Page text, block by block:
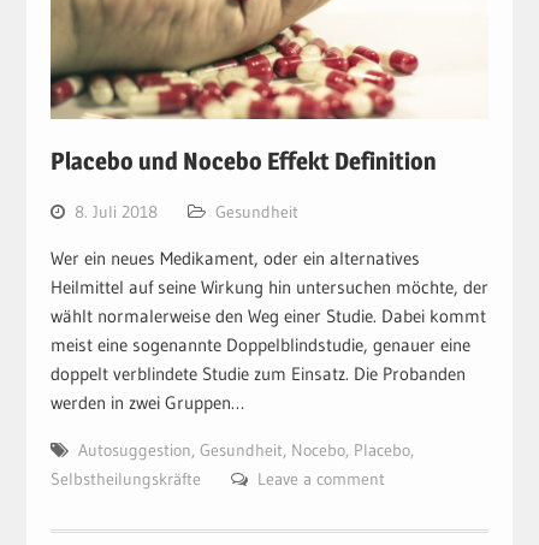
Placebo und Nocebo Effekt Definition
8. Juli 2018 Gesundheit
Wer ein neues Medikament, oder ein alternatives
Heilmittel auf seine Wirkung hin untersuchen möchte, der
wählt normalerweise den Weg einer Studie. Dabei kommt
meist eine sogenannte Doppelblindstudie, genauer eine
doppelt verblindete Studie zum Einsatz. Die Probanden
werden in zwei Gruppen…
Autosuggestion, Gesundheit, Nocebo, Placebo,
Selbstheilungskräfte
Leave a comment